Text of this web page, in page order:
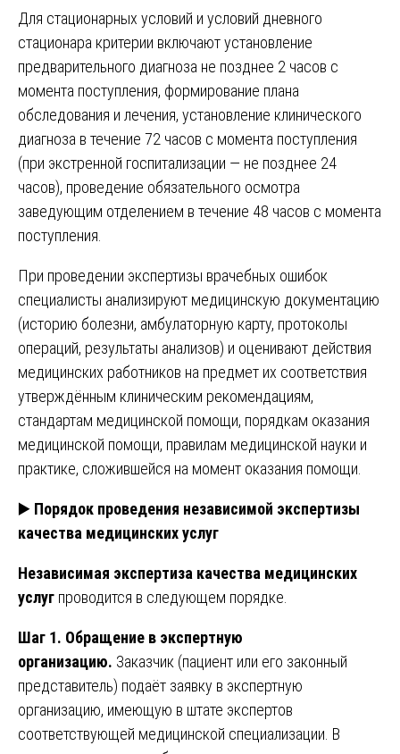
Для стационарных условий и условий дневного
стационара критерии включают установление
предварительного диагноза не позднее 2 часов с
момента поступления, формирование плана
обследования и лечения, установление клинического
диагноза в течение 72 часов с момента поступления
(при экстренной госпитализации — не позднее 24
часов), проведение обязательного осмотра
заведующим отделением в течение 48 часов с момента
поступления.
При проведении экспертизы врачебных ошибок
специалисты анализируют медицинскую документацию
(историю болезни, амбулаторную карту, протоколы
операций, результаты анализов) и оценивают действия
медицинских работников на предмет их соответствия
утверждённым клиническим рекомендациям,
стандартам медицинской помощи, порядкам оказания
медицинской помощи, правилам медицинской науки и
практике, сложившейся на момент оказания помощи.
▶️ Порядок проведения независимой экспертизы
качества медицинских услуг
Независимая экспертиза качества медицинских
услуг проводится в следующем порядке.
Шаг 1. Обращение в экспертную
организацию. Заказчик (пациент или его законный
представитель) подаёт заявку в экспертную
организацию, имеющую в штате экспертов
соответствующей медицинской специализации. В